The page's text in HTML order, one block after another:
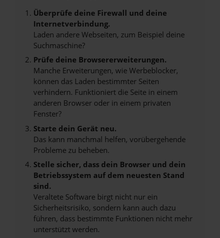
Überprüfe deine Firewall und deine
Internetverbindung.
Laden andere Webseiten, zum Beispiel deine
Suchmaschine?
Prüfe deine Browsererweiterungen.
Manche Erweiterungen, wie Werbeblocker,
können das Laden bestimmter Seiten
verhindern. Funktioniert die Seite in einem
anderen Browser oder in einem privaten
Fenster?
Starte dein Gerät neu.
Das kann manchmal helfen, vorübergehende
Probleme zu beheben.
Stelle sicher, dass dein Browser und dein
Betriebssystem auf dem neuesten Stand
sind.
Veraltete Software birgt nicht nur ein
Sicherheitsrisiko, sondern kann auch dazu
führen, dass bestimmte Funktionen nicht mehr
unterstützt werden.